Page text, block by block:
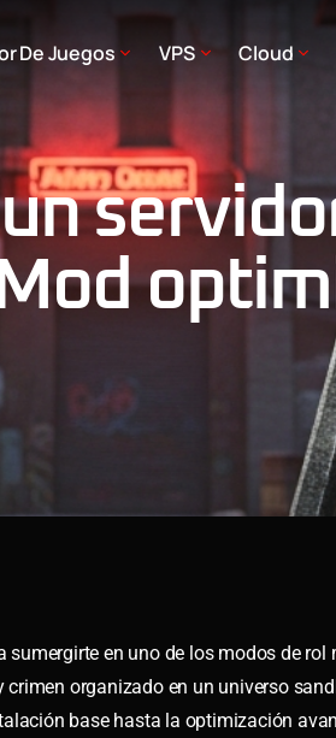
De Juegos VPS Cloud
en uno de los modos de rol
organizado en un universo
base hasta la optimización